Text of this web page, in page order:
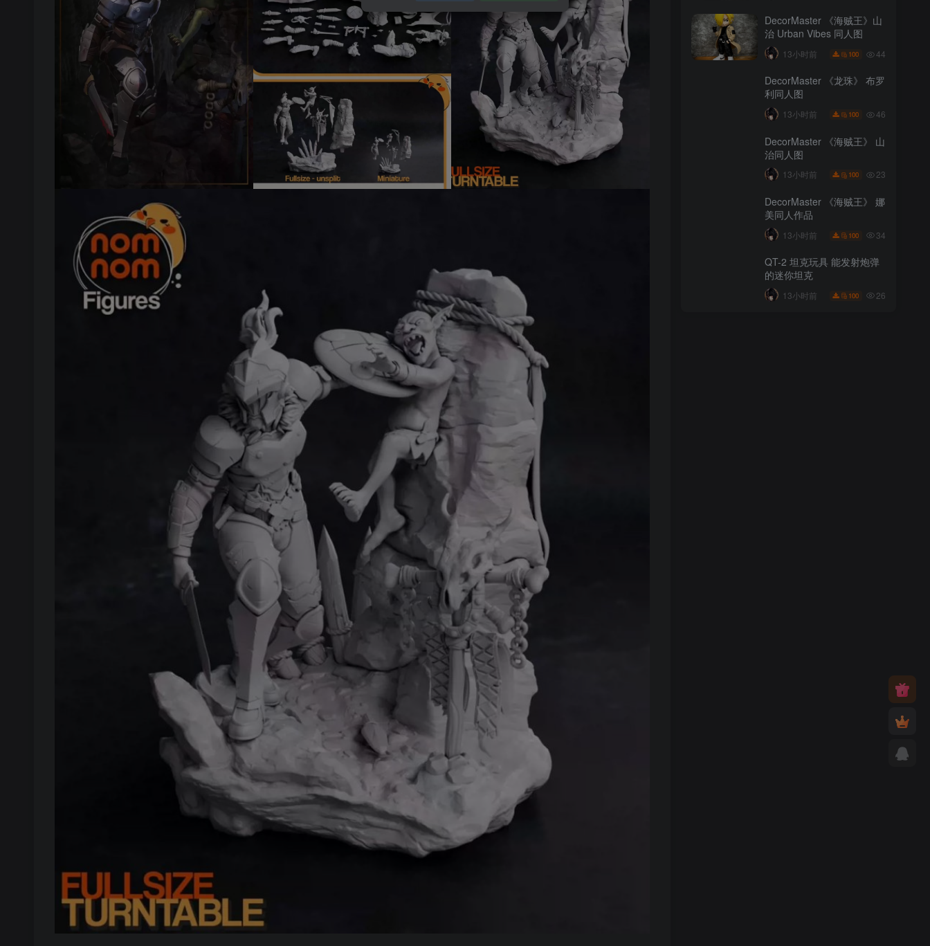
DecorMaster 《海贼王》山
治 Urban Vibes 同人图
13小时前 100 44
DecorMaster 《龙珠》 布罗
利同人图
13小时前 100 46
DecorMaster 《海贼王》 山
治同人图
13小时前 100 23
DecorMaster 《海贼王》 娜
美同人作品
13小时前 100 34
QT-2 坦克玩具 能发射炮弹
的迷你坦克
13小时前 100 26
最近更新 热门推荐 猜你喜欢
黑帮》都市风格
6小时前
治 Urban Vibes 同人图
13小时前
利同人图
13小时前
治同人图
13小时前